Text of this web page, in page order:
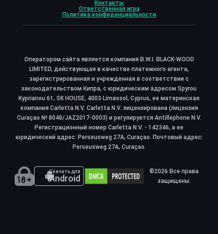
Контакты
Ответственная игра
Политика конфиденциальности
Оператором сайта является компания B.W.I. BLACK-WOOD
LIMITED, действующая в качестве платежного агента,
зарегистрированная и учрежденная в соответствии с
законодательством Кипра, с юридическим адресом Spyrou
Kyprianou 61, SK HOUSE, 4003 Limassol, Cyprus, ее материнская
компания Carletta N.V. Carletta N.V. лицензирована (лицензия
Curaçao № 8048/JAZ2017-0003) и регулируется Antillephone N.V.
Регистрационный номер Carletta N.V. - 142346, а ее
юридический адрес: Perseusweg 27A, Curaçao. Почтовый адрес:
Perseusweg 27A, Curaçao.
Скачать для
Android
©2026 Все права
защищены.